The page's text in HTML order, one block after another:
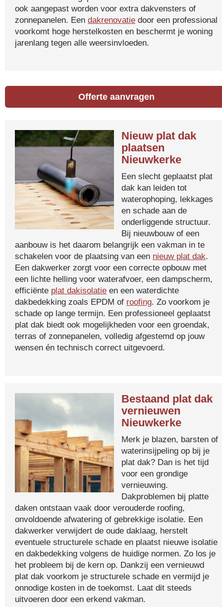
ook aangepast worden voor extra dakvensters of
zonnepanelen. Een dakrenovatie door een professional
voorkomt hoge herstelkosten en beschermt je woning
jarenlang tegen alle weersinvloeden.
Offerte aanvragen
Nieuw plat dak
plaatsen
Nieuwkerke
Een slecht geplaatst plat
dak kan leiden tot
waterophoping, lekkages
en schade aan de
onderliggende structuur.
Bij nieuwbouw of een
aanbouw is het daarom belangrijk een vakman in te
schakelen voor de plaatsing van een nieuw plat dak.
Een dakwerker zorgt voor een correcte opbouw met
een lichte helling voor waterafvoer, een dampscherm,
efficiënte plat dakisolatie en een waterdichte
dakbedekking zoals EPDM of roofing. Zo voorkom je
schade op lange termijn. Een professioneel geplaatst
plat dak biedt ook mogelijkheden voor een groendak,
terras of zonnepanelen, volledig afgestemd op jouw
wensen én technisch correct uitgevoerd.
Bestaand plat dak
vernieuwen
Nieuwkerke
Merk je blazen, barsten of
waterinsijpeling op bij je
plat dak? Dan is het tijd
voor een grondige
vernieuwing.
Dakproblemen bij platte
daken ontstaan vaak door verouderde roofing,
onvoldoende afwatering of gebrekkige isolatie. Een
dakwerker verwijdert de oude daklaag, herstelt
eventuele structurele schade en plaatst nieuwe isolatie
en dakbedekking volgens de huidige normen. Zo los je
het probleem bij de kern op. Dankzij een vernieuwd
plat dak voorkom je structurele schade en vermijd je
onnodige kosten in de toekomst. Laat dit steeds
uitvoeren door een erkend vakman.